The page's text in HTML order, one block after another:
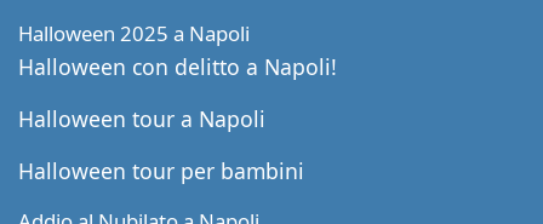
Halloween 2025 a Napoli
Halloween con delitto a Napoli!
Halloween tour a Napoli
Halloween tour per bambini